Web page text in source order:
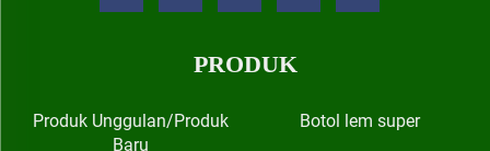
PRODUK
Produk Unggulan/Produk
Baru
Botol lem super